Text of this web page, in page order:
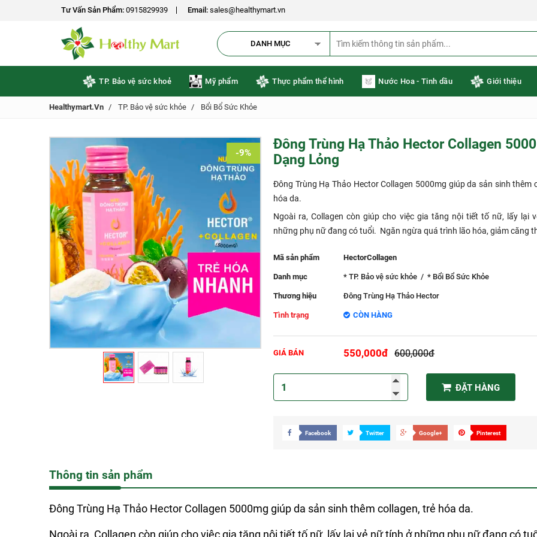
Tư Vấn Sản Phẩm: 0915829939 Email: sales@healthymart.vn
DANH MỤC
TP. Bảo vệ sức khoẻ Mỹ phẩm Thực phẩm thể hình Nước Hoa - Tinh dầu Giới thiệu
Healthymart.vn TP. Bảo vệ sức khỏe Bổi Bổ Sức Khỏe
-9%
Đông Trùng Hạ Thảo Hector Collagen
Dạng Lỏng
Đông Trùng Hạ Thảo Hector Collagen 5000mg giúp da sản sinh thêm
hóa da.
Ngoài ra, Collagen còn giúp cho việc gia tăng nội tiết tố nữ, lấy lại
những phụ nữ đang có tuổi. Ngăn ngừa quá trình lão hóa, giảm căng
Mã sản phẩm HectorCollagen
Danh mục * TP. Bảo vệ sức khỏe /* Bổi Bổ Sức Khỏe
Thương hiệu Đông Trùng Hạ Thảo Hector
Tình trạng CÒN HÀNG
GIÁ BÁN 550,000đ 600,000đ
ĐẶT HÀNG
Facebook Twitter Google+ Pinterest
Thông tin sản phẩm
Đông Trùng Hạ Thảo Hector Collagen 5000mg giúp da sản sinh thêm collagen, trẻ hóa da.
Ngoài ra, Collagen còn giúp cho việc gia tăng nội tiết tố nữ, lấy lại vẻ nữ tính ở những phụ nữ đang có